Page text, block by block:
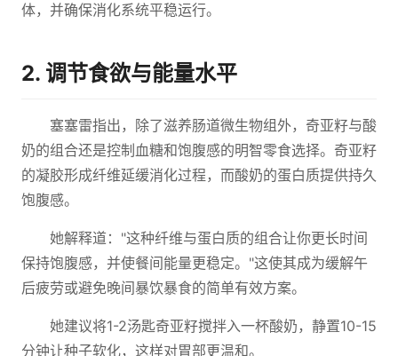
体，并确保消化系统平稳运行。
2. 调节食欲与能量水平
塞塞雷指出，除了滋养肠道微生物组外，奇亚籽与酸
奶的组合还是控制血糖和饱腹感的明智零食选择。奇亚籽
的凝胶形成纤维延缓消化过程，而酸奶的蛋白质提供持久
饱腹感。
她解释道："这种纤维与蛋白质的组合让你更长时间
保持饱腹感，并使餐间能量更稳定。"这使其成为缓解午
后疲劳或避免晚间暴饮暴食的简单有效方案。
她建议将1-2汤匙奇亚籽搅拌入一杯酸奶，静置10-15
分钟让种子软化，这样对胃部更温和。